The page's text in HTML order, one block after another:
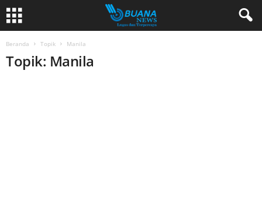
Beranda Topik Manila
Topik: Manila